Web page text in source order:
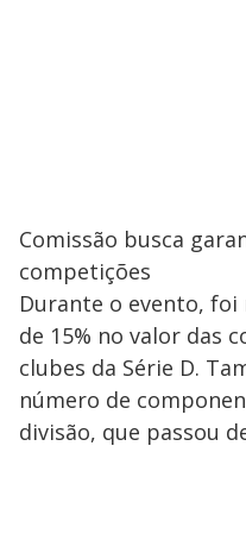
Comissão busca
competições
Durante o evento,
de 15% no valor das
clubes da Série D.
número de
divisão, que passou